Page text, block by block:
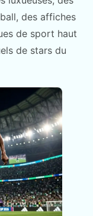
des affiches
de sport haut
de stars du